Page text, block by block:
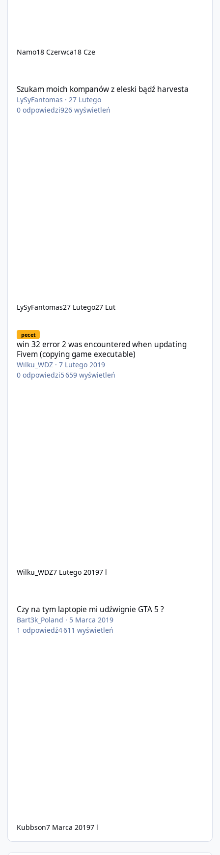
Namo18 Czerwca18 Cze
Szukam moich kompanów z eleski bądź harvesta
LySyFantomas ·27 Lutego
0 odpowiedzi926 wyświetleń
LySyFantomas27 Lutego27 Lut
pecet
win 32 error 2 was encountered when updating
Fivem (copying game executable)
Wilku_WDZ ·7 Lutego 2019
0 odpowiedzi5 659 wyświetleń
Wilku_WDZ7 Lutego 20197 l
Czy na tym laptopie mi udźwignie GTA 5 ?
Bart3k_Poland · 5 Marca 2019
1 odpowiedź4 611 wyświetleń
Kubbson7 Marca 20197 l